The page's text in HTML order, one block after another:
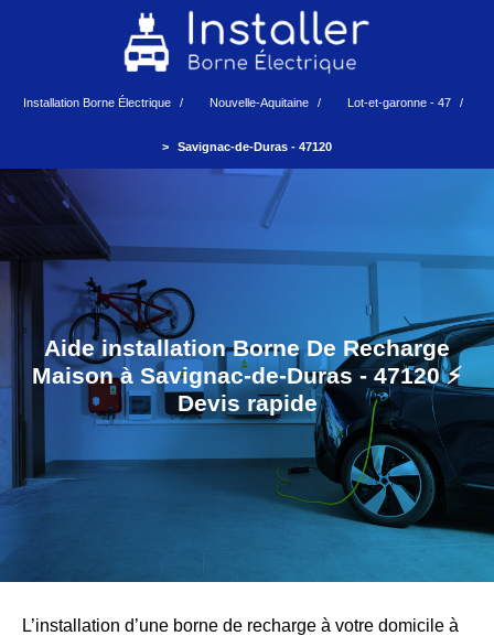
Installation Borne Électrique Nouvelle-Aquitaine Lot-et-garonne - 47
Savignac-de-Duras - 47120
Aide installation Borne De Recharge
Maison à Savignac-de-Duras - 47120 ⚡️
Devis rapide
L’installation d’une borne de recharge à votre domicile à